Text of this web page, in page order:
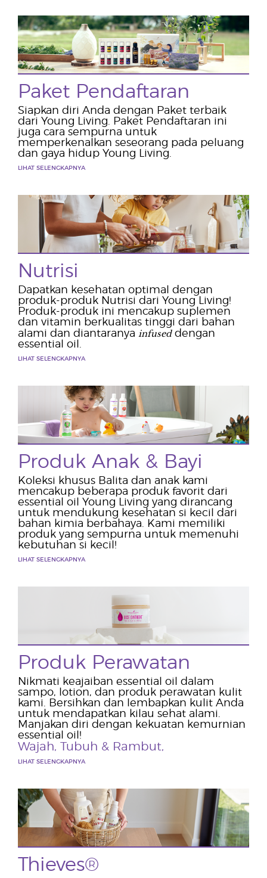
Paket Pendaftaran
Siapkan diri Anda dengan Paket terbaik
dari Young Living. Paket Pendaftaran ini
juga cara sempurna untuk
memperkenalkan seseorang pada peluang
dan gaya hidup Young Living.
LIHAT SELENGKAPNYA
Nutrisi
Dapatkan kesehatan optimal dengan
produk-produk Nutrisi dari Young Living!
Produk-produk ini mencakup suplemen
dan vitamin berkualitas tinggi dari bahan
alami dan diantaranya infuseddengan
essential oil.
LIHAT SELENGKAPNYA
Produk Anak & Bayi
Koleksi khusus Balita dan anak kami
mencakup beberapa produk favorit dari
essential oil Young Living yang dirancang
untuk mendukung kesehatan si kecil dari
bahan kimia berbahaya. Kami memiliki
produk yang sempurna untuk memenuhi
kebutuhan si kecil!
LIHAT SELENGKAPNYA
Produk Perawatan
Nikmati keajaiban essential oil dalam
sampo, lotion, dan produk perawatan kulit
kami. Bersihkan dan lembapkan kulit Anda
untuk mendapatkan kilau sehat alami.
Manjakan diri dengan kekuatan kemurnian
essential oil!
Wajah, Tubuh & Rambut,
LIHAT SELENGKAPNYA
Thieves®